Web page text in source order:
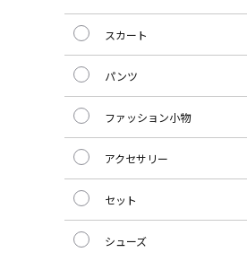
スカート
パンツ
ファッション小物
アクセサリー
セット
シューズ